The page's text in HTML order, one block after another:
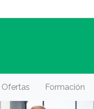
Ofertas Formación